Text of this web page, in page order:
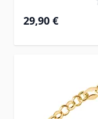
29,90 €